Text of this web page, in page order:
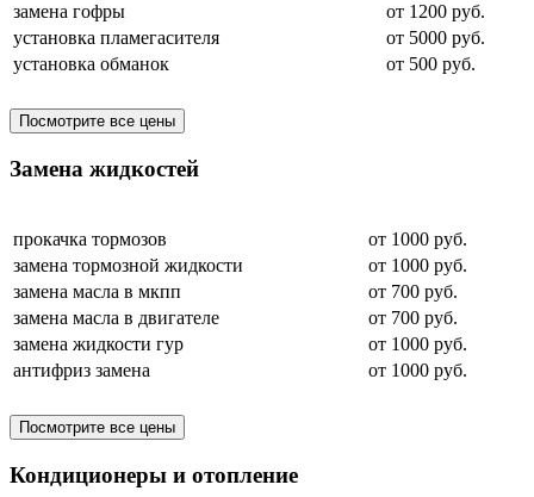
замена гофры
от 1200 руб.
установка пламегасителя
от 5000 руб.
установка обманок
от 500 руб.
Посмотрите все цены
Замена жидкостей
прокачка тормозов
от 1000 руб.
замена тормозной жидкости
от 1000 руб.
замена масла в мкпп
от 700 руб.
замена масла в двигателе
от 700 руб.
замена жидкости гур
от 1000 руб.
антифриз замена
от 1000 руб.
Посмотрите все цены
Кондиционеры и отопление